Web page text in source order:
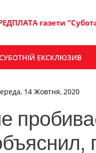
газети
ЕКСКЛЮЗИВ
14 Жовтня, 2020